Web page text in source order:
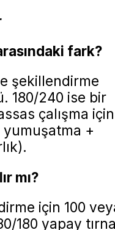
fark?
şekillendirme
180/240 ise bir
çalışma için
yumuşatma +
mı?
için 100
180 yapay